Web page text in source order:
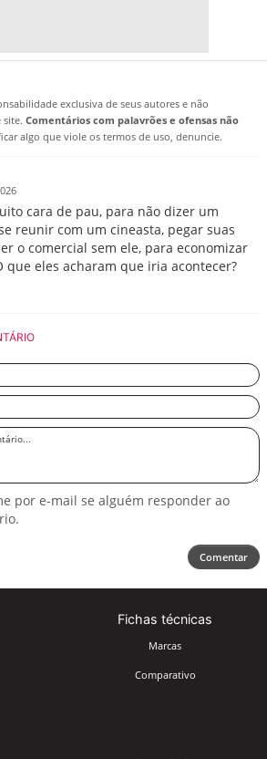
exclusiva de seus autores e não
site. Comentários com palavrões e ofensas não
algo que viole os termos de uso, denuncie.
cara de pau, para não dizer um
reunir com um cineasta, pegar suas
o comercial sem ele, para economizar
que eles acharam que iria acontecer?
por e-mail se alguém responder ao
Comentar
Fichas técnicas
Marcas
Comparativo